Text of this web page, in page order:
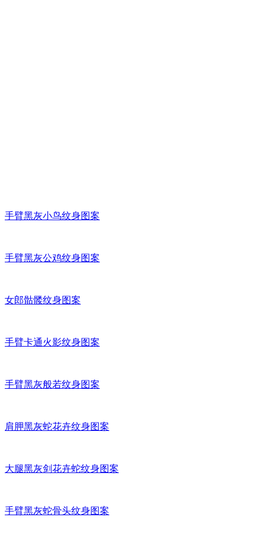
手臂黑灰小鸟纹身图案
手臂黑灰公鸡纹身图案
女郎骷髅纹身图案
手臂卡通火影纹身图案
手臂黑灰般若纹身图案
肩胛黑灰蛇花卉纹身图案
大腿黑灰剑花卉蛇纹身图案
手臂黑灰蛇骨头纹身图案